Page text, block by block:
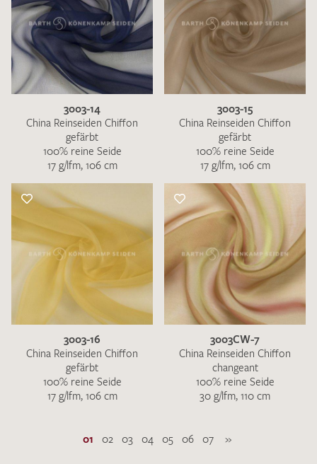
3003-14
China Reinseiden Chiffon
gefärbt
100% reine Seide
17 g/lfm, 106 cm
3003-15
China Reinseiden Chiffon
gefärbt
100% reine Seide
17 g/lfm, 106 cm
3003-16
China Reinseiden Chiffon
gefärbt
100% reine Seide
17 g/lfm, 106 cm
3003CW-7
China Reinseiden Chiffon
changeant
100% reine Seide
30 g/lfm, 110 cm
01 02 03 04 05 06 07 »